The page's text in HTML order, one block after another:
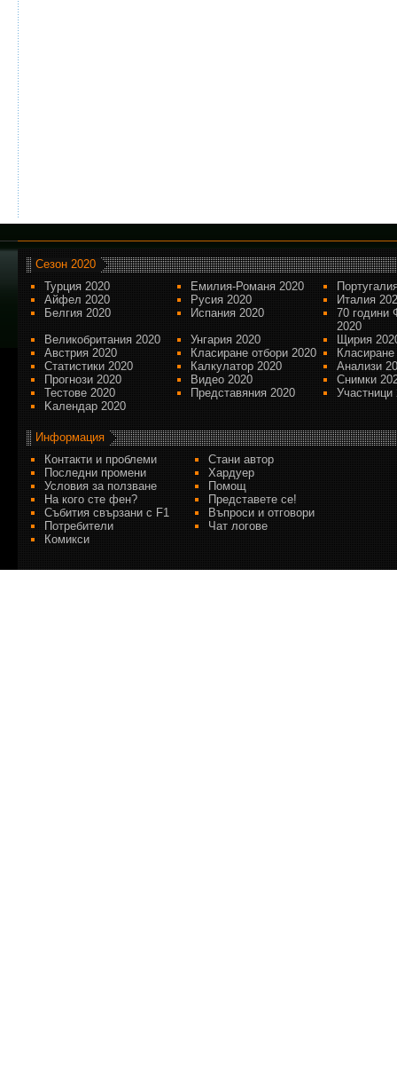
Сезон 2020
Турция 2020
Емилия-Романя 2020
Айфел 2020
Русия 2020
Италия
Белгия 2020
Испания 2020
70 години
2020
Великобритания 2020
Унгария 2020
Щирия
Австрия 2020
Класиране отбори 2020
Статистики 2020
Калкулатор 2020
Анализи
Прогнози 2020
Видео 2020
Снимки
Тестове 2020
Представяния 2020
Участници
Kалендар 2020
Информация
Контакти и проблеми
Стани автор
Последни промени
Хардуер
Условия за ползване
Помощ
На кого сте фен?
Представете се!
Събития свързани с F1
Въпроси и отговори
Потребители
Чат логове
Комикси